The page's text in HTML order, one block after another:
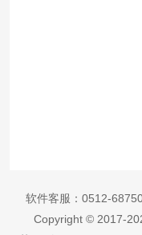
软件客服： 0512-
Copyright © 2017-